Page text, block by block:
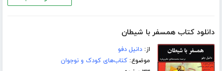
دانلود کتاب همسفر با شیطان
از:دانیل دفو
موضوع:کتاب‌های کودک و نوجوان